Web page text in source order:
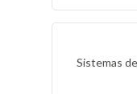
Sistemas